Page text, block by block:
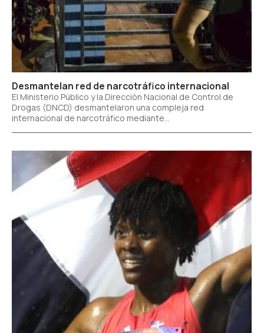
Desmantelan red de narcotráfico internacional
El Ministerio Público y la Dirección Nacional de Control de
Drogas (DNCD) desmantelaron una compleja red
internacional de narcotráfico mediante...